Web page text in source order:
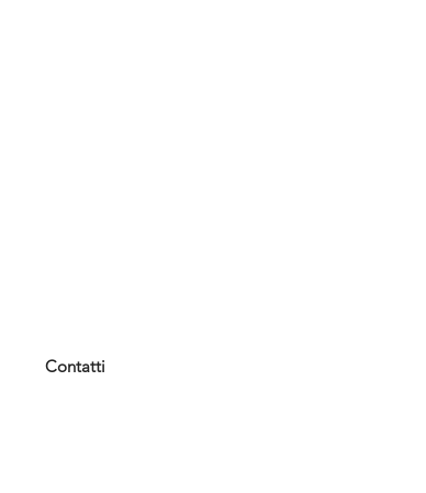
Contatti